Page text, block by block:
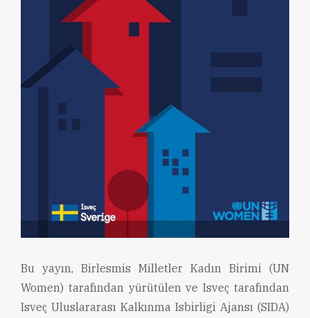
Bu yayın, Birlesmis Milletler Kadın Birimi (UN
Women) tarafından yürütülen ve Isveç tarafından
Isveç Uluslararası Kalkınma Isbirligi Ajansı (SIDA)